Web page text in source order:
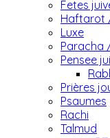
Fetes
Haftarot
Luxe
Paracha
Pensee
Prières
Psaumes
Rachi
Talmud